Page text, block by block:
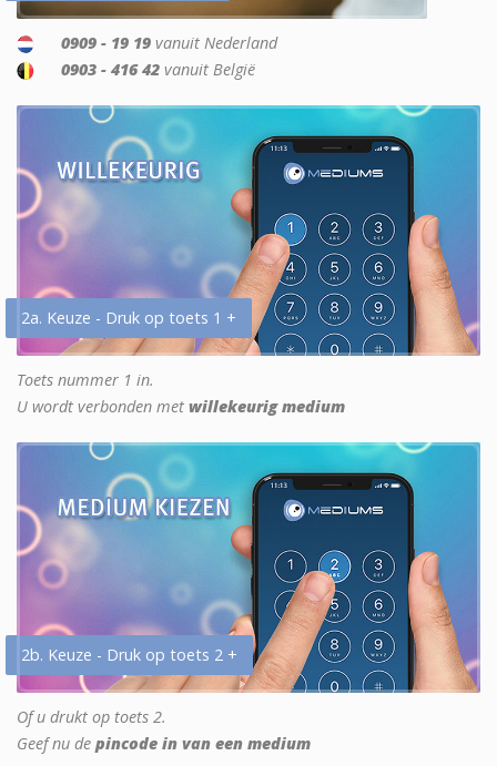
0909 - 19 19 vanuit Nederland
0903 - 416 42 vanuit België
2a. Keuze - Druk op toets 1 +
Toets nummer 1 in.
U wordt verbonden met willekeurig medium
2b. Keuze - Druk op toets 2 +
Of u drukt op toets 2.
Geef nu de pincode in van een medium